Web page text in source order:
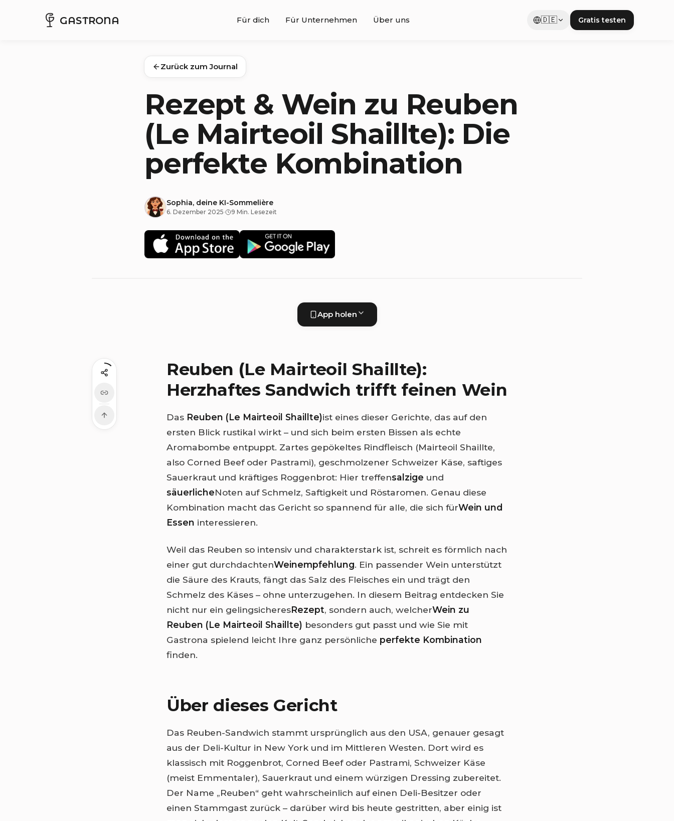
GASTRONA Für dich Für Unternehmen Über uns 🇩🇪 Gratis testen
Zurück zum Journal
Rezept & Wein zu Reuben
(Le Mairteoil Shaillte): Die
perfekte Kombination
Sophia, deine KI-Sommelière
6. Dezember 2025· 9 Min. Lesezeit
App holen
Reuben (Le Mairteoil Shaillte):
Herzhaftes Sandwich trifft feinen Wein
Das Reuben (Le Mairteoil Shaillte)ist eines dieser Gerichte, das auf den
ersten Blick rustikal wirkt – und sich beim ersten Bissen als echte
Aromabombe entpuppt. Zartes gepökeltes Rindfleisch (Mairteoil Shaillte,
also Corned Beef oder Pastrami), geschmolzener Schweizer Käse, saftiges
Sauerkraut und kräftiges Roggenbrot: Hier treffensalzige und
säuerlicheNoten auf Schmelz, Saftigkeit und Röstaromen. Genau diese
Kombination macht das Gericht so spannend für alle, die sich fürWein und
Essen interessieren.
Weil das Reuben so intensiv und charakterstark ist, schreit es förmlich nach
einer gut durchdachtenWeinempfehlung. Ein passender Wein unterstützt
die Säure des Krauts, fängt das Salz des Fleisches ein und trägt den
Schmelz des Käses – ohne unterzugehen. In diesem Beitrag entdecken Sie
nicht nur ein gelingsicheresRezept, sondern auch, welcherWein zu
Reuben (Le Mairteoil Shaillte) besonders gut passt und wie Sie mit
Gastrona spielend leicht Ihre ganz persönliche perfekte Kombination
finden.
Über dieses Gericht
Das Reuben-Sandwich stammt ursprünglich aus den USA, genauer gesagt
aus der Deli-Kultur in New York und im Mittleren Westen. Dort wird es
klassisch mit Roggenbrot, Corned Beef oder Pastrami, Schweizer Käse
(meist Emmentaler), Sauerkraut und einem würzigen Dressing zubereitet.
Der Name „Reuben“ geht wahrscheinlich auf einen Deli-Besitzer oder
einen Stammgast zurück – darüber wird bis heute gestritten, aber einig ist